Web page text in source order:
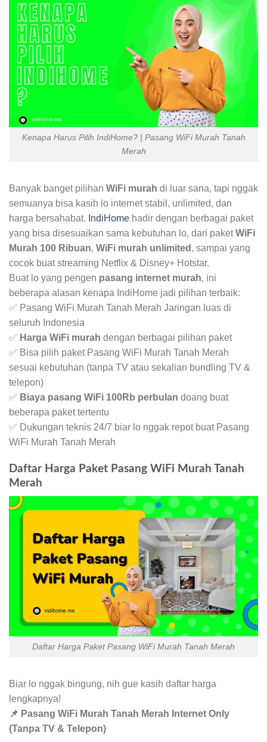
Kenapa Harus Pilih IndiHome? | Pasang WiFi Murah Tanah
Merah
Banyak banget pilihan WiFi murah di luar sana, tapi nggak
semuanya bisa kasih lo internet stabil, unlimited, dan
harga bersahabat. IndiHome hadir dengan berbagai paket
yang bisa disesuaikan sama kebutuhan lo, dari paketWiFi
Murah 100 Ribuan, WiFi murah unlimited , sampai yang
cocok buat streaming Netflix & Disney+ Hotstar.
Buat lo yang pengen pasang internet murah, ini
beberapa alasan kenapa IndiHome jadi pilihan terbaik:
✅ Pasang WiFi Murah Tanah Merah Jaringan luas di
seluruh Indonesia
✅ Harga WiFi murah dengan berbagai pilihan paket
✅ Bisa pilih paket Pasang WiFi Murah Tanah Merah
sesuai kebutuhan (tanpa TV atau sekalian bundling TV &
telepon)
✅ Biaya pasang WiFi 100Rb perbulan doang buat
beberapa paket tertentu
✅ Dukungan teknis 24/7 biar lo nggak repot buat Pasang
WiFi Murah Tanah Merah
Daftar Harga Paket Pasang WiFi Murah Tanah
Merah
Daftar Harga Paket Pasang WiFi Murah Tanah Merah
Biar lo nggak bingung, nih gue kasih daftar harga
lengkapnya!
📌 Pasang WiFi Murah Tanah Merah Internet Only
(Tanpa TV & Telepon)